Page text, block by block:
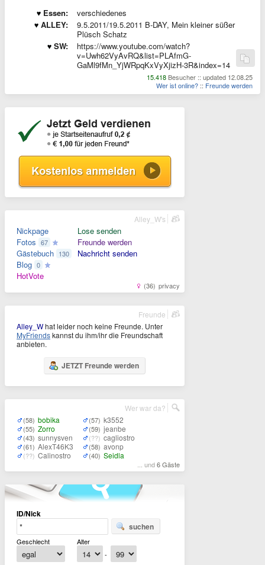
Essen:
verschiedenes
ALLEY:
9.5.2011/19.5.2011 B-DAY, Mein kleiner süßer
Plüsch Schatz
SW:
https://www.youtube.com/watch?
v=Uwh62VyAvRQ&list=PLAfmG-
GaMl9fMn_YjWRpqKxVyXjizH-3R&index=14
15.418 Besucher :: updated 12.08.25
Wer ist online? :: Freunde werden
Nickpage
Fotos 67
Gästebuch 130
Blog 0
HotVote
Lose senden
Freunde werden
Nachricht senden
(36) privacy
Alley_W's
Alley_What leider noch keine Freunde. Unter
MyFriendskannst du ihm/ihr die Freundschaft
anbieten.
JETZT Freunde werden
Freunde
(58) bobika
(55) Zorro
(43) sunnysven
(61) AlexT46K3
(??) Calinostro
(57) k3552
(59) jeanbe
(??) cagliostro
(58) avonp
(40) Seidla
... und6 Gäste
Wer war da?
ID/Nick
suchen
Geschlecht
Alter
-